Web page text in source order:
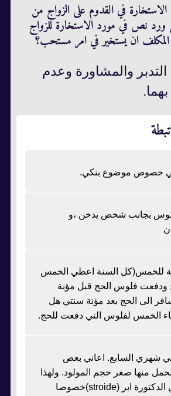
في القدوم على الزواج من
ورد نص في مورد الاستخارة للزواج
ان يستخير في امر مستحب؟
التدبر والمشاورة وعدم
في خصوص موضوع بنكي.
بجانب شخص يدخن ،و
للخمس(كل السنة اعطي الخمس
ودفعت فلوس الحج قبل مؤنة
الى الحج بعد مؤنة سنتي هل
الخمس لفلوس التي دفعت للحج.
في شهري السابع. اعاني بعض
منها صغر حجم المولود. ولهذا
السبب اعطتني الدكتورة ابر (stroide)خصوصا